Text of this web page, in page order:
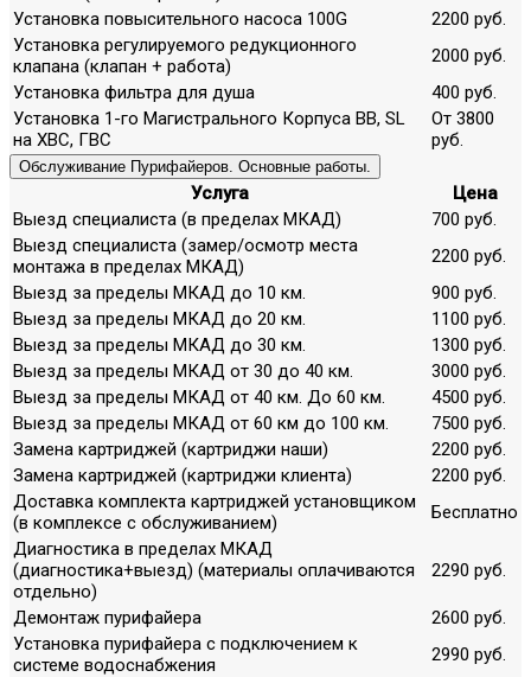
Установка повысительного насоса 100G
2200 руб.
Установка регулируемого редукционного
клапана (клапан + работа)
2000 руб.
Установка фильтра для душа
400 руб.
Установка 1-го Магистрального Корпуса ВВ, SL
на ХВС, ГВС
От 3800
руб.
Обслуживание Пурифайеров. Основные работы.
Услуга
Цена
Выезд специалиста (в пределах МКАД)
700 руб.
Выезд специалиста (замер/осмотр места
монтажа в пределах МКАД)
2200 руб.
Выезд за пределы МКАД до 10 км.
900 руб.
Выезд за пределы МКАД до 20 км.
1100 руб.
Выезд за пределы МКАД до 30 км.
1300 руб.
Выезд за пределы МКАД от 30 до 40 км.
3000 руб.
Выезд за пределы МКАД от 40 км. До 60 км.
4500 руб.
Выезд за пределы МКАД от 60 км до 100 км.
7500 руб.
Замена картриджей (картриджи наши)
2200 руб.
Замена картриджей (картриджи клиента)
2200 руб.
Доставка комплекта картриджей установщиком
(в комплексе с обслуживанием)
Бесплатно
Диагностика в пределах МКАД
(диагностика+выезд) (материалы оплачиваются
отдельно)
2290 руб.
Демонтаж пурифайера
2600 руб.
Установка пурифайера с подключением к
системе водоснабжения
2990 руб.